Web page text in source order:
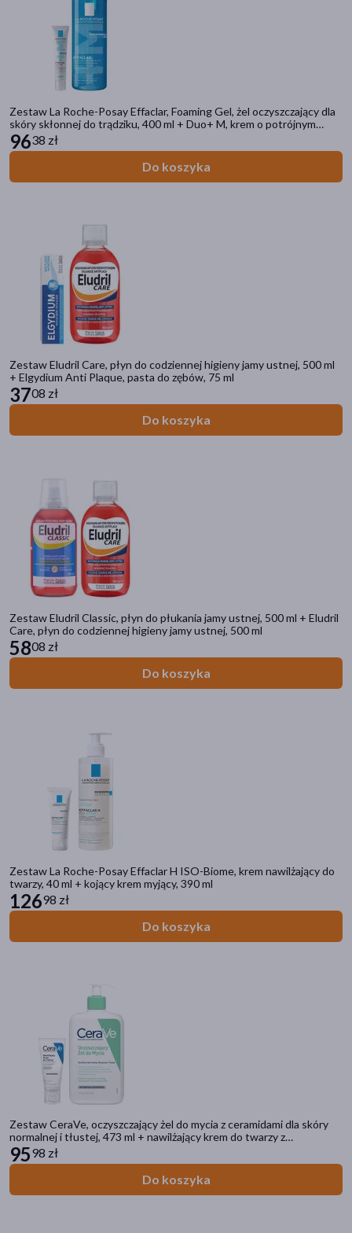
Zestaw La Roche-Posay Effaclar, Foaming Gel, żel oczyszczający dla
skóry skłonnej do trądziku, 400 ml + Duo+ M, krem o potrójnym
działaniu przeciw niedoskonałościom, 40 ml
9638 zł
Do koszyka
Zestaw Eludril Care, płyn do codziennej higieny jamy ustnej, 500 ml
+ Elgydium Anti Plaque, pasta do zębów, 75 ml
3708 zł
Do koszyka
Zestaw Eludril Classic, płyn do płukania jamy ustnej, 500 ml + Eludril
Care, płyn do codziennej higieny jamy ustnej, 500 ml
5808 zł
Do koszyka
Zestaw La Roche-Posay Effaclar H ISO-Biome, krem nawilżający do
twarzy, 40 ml + kojący krem myjący, 390 ml
12698 zł
Do koszyka
Zestaw CeraVe, oczyszczający żel do mycia z ceramidami dla skóry
normalnej i tłustej, 473 ml + nawilżający krem do twarzy z
ceramidami, 52 ml
9598 zł
Do koszyka
Kategorie produktów
Do poprzedniej kategorii
DOZkonałe zestawy
Kremy regenerujące
Odżywianie w chorobie
Zestawy Salvitis
Zestawy Kosmetyków
Filtry
Dostępny(57)
Wysyłka 0 zł(7)
Bestseller(1)
Zestaw(55)
Cena
Marka
CeraVe
(3)
Enilome(2)
pokaż więcej
Postać
żel (18)
krem(10)
chusteczki(9)